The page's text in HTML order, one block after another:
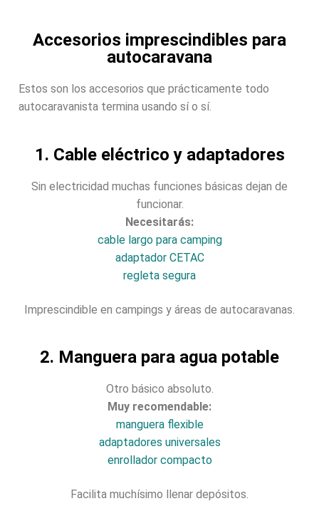
Accesorios imprescindibles para
autocaravana
Estos son los accesorios que prácticamente todo
autocaravanista termina usando sí o sí.
1. Cable eléctrico y adaptadores
Sin electricidad muchas funciones básicas dejan de
funcionar.
Necesitarás:
cable largo para camping
adaptador CETAC
regleta segura
Imprescindible en campings y áreas de autocaravanas.
2. Manguera para agua potable
Otro básico absoluto.
Muy recomendable:
manguera flexible
adaptadores universales
enrollador compacto
Facilita muchísimo llenar depósitos.